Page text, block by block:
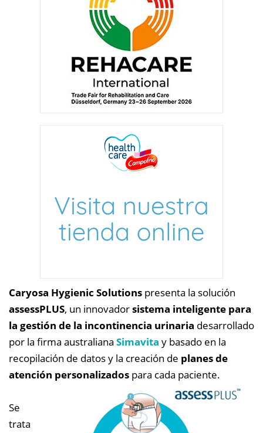
Caryosa Hygienic Solutions presenta la solución
assessPLUS, un innovadorsistema inteligente para
la gestión de la incontinencia urinaria desarrollado
por la firma australiana Simavita y basado en la
recopilación de datos y la creación de planes de
atención personalizados para cada paciente.
Se
trata